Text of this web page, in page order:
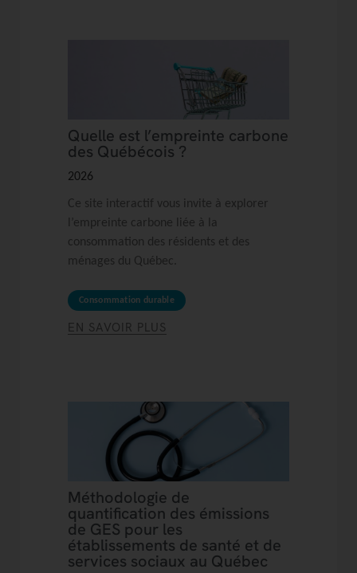
Quelle est l’empreinte carbone
des Québécois ?
2026
Ce site interactif vous invite à explorer
l’empreinte carbone liée à la
consommation des résidents et des
ménages du Québec.
Consommation durable
EN SAVOIR PLUS
Méthodologie de
quantification des émissions
de GES pour les
établissements de santé et de
services sociaux au Québec